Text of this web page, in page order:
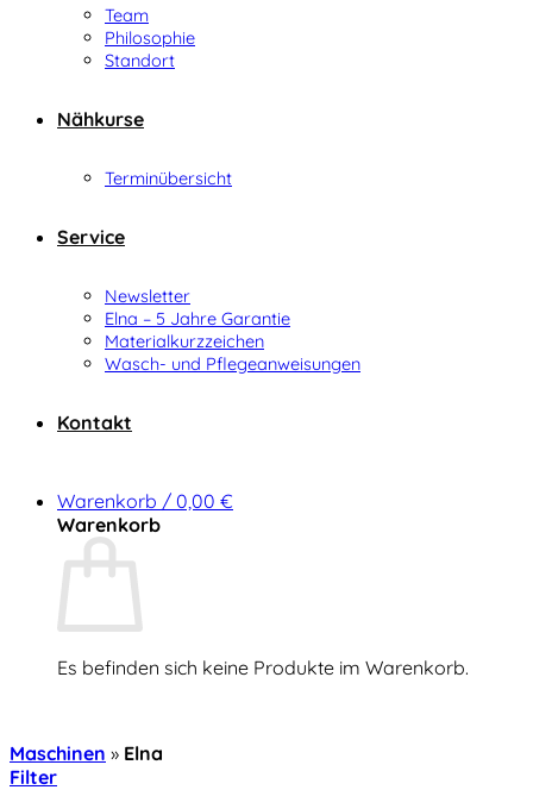
Team
Philosophie
Standort
Nähkurse
Terminübersicht
Service
Newsletter
Elna – 5 Jahre Garantie
Materialkurzzeichen
Wasch- und Pflegeanweisungen
Kontakt
Warenkorb / 0,00 €
Warenkorb
Es befinden sich keine Produkte im Warenkorb.
Maschinen » Elna
Filter